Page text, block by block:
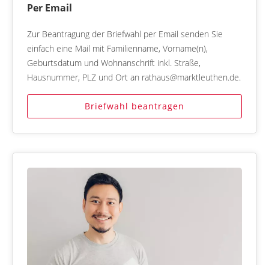
Per Email
Zur Beantragung der Briefwahl per Email senden Sie
einfach eine Mail mit Familienname, Vorname(n),
Geburtsdatum und Wohnanschrift inkl. Straße,
Hausnummer, PLZ und Ort an rathaus@marktleuthen.de.
Briefwahl beantragen